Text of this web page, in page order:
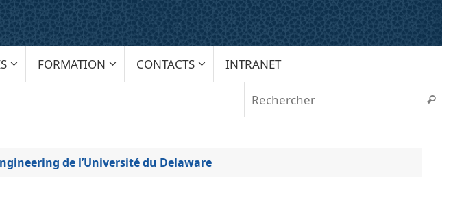
FORMATION CONTACTS INTRANET
de l’Université du Delaware